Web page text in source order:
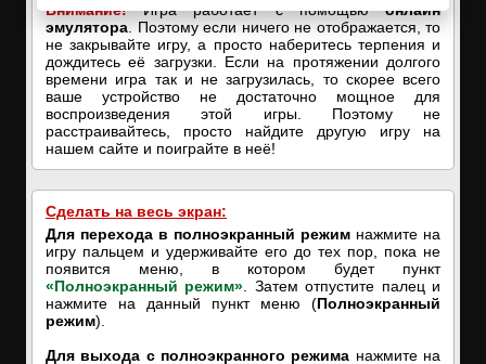
Внимание!Игра работает с помощьюонлайн
эмулятора . Поэтому если ничего не отображается, то
не закрывайте игру, а просто наберитесь терпения и
дождитесь её загрузки. Если на протяжении долгого
времени игра так и не загрузилась, то скорее всего
ваше устройство не достаточно мощное для
воспроизведения этой игры. Поэтому не
расстраивайтесь, просто найдите другую игру на
нашем сайте и поиграйте в неё!
Сделать на весь экран:
Для перехода в полноэкранный режим нажмите на
игру пальцем и удерживайте его до тех пор, пока не
появится меню, в котором будет пункт
«Полноэкранный режим» . Затем отпустите палец и
нажмите на данный пункт меню (Полноэкранный
режим).
Для выхода с полноэкранного режима нажмите на